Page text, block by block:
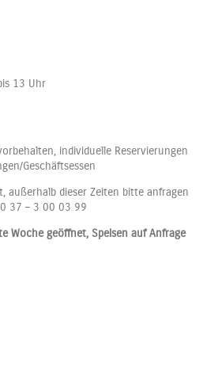
13 Uhr
individuelle Reservierungen
Geschäftsessen
außerhalb dieser Zeiten bitte anfragen
37 – 3 00 03 99
Woche geöffnet, Speisen auf Anfrage